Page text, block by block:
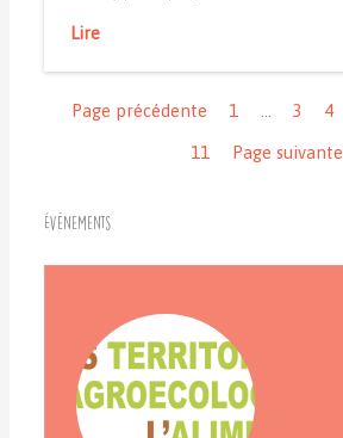
Lire
Page précédente
1 3 4
11 Page suivante
Événements